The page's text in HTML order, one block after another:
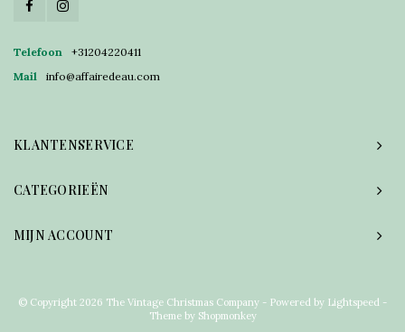
Telefoon
+31204220411
Mail
info@affairedeau.com
KLANTENSERVICE
CATEGORIEËN
MIJN ACCOUNT
© Copyright 2026 The Vintage Christmas Company - Powered by Lightspeed -
Theme by Shopmonkey